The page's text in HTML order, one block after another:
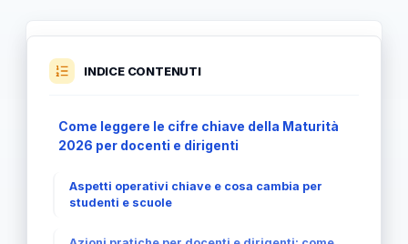
INDICE CONTENUTI
Come leggere le cifre chiave della Maturità
2026 per docenti e dirigenti
Aspetti operativi chiave e cosa cambia per
studenti e scuole